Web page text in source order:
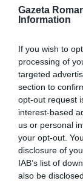
Gazeta
Information
If you wish to
processing of
targeted
section to
opt-out request
interest-based
us or personal
your opt-out.
disclosure of
IAB’s list of
also be
Să ai gazdă
Domnu o
De pe urma
Cu aceşti
Am venit din